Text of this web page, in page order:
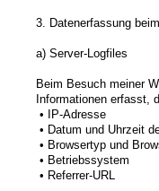
3. Datenerfassung
a) Server-Logfiles
Beim Besuch meiner
Informationen erfasst,
• IP-Adresse
• Datum und Uhrzeit
• Browsertyp und
• Betriebssystem
• Referrer-URL